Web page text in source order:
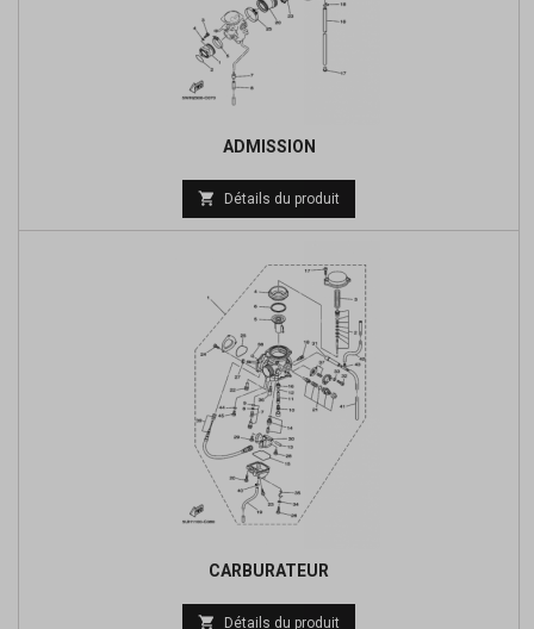
ADMISSION
Prix
de
 Détails du produit
CARBURATEUR
Prix
 Détails du produit